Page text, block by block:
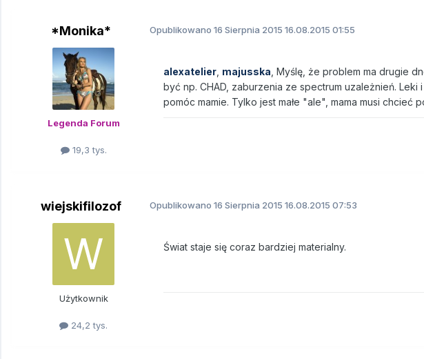
*Monika*
Legenda Forum
19,3 tys.
Opublikowano 16 Sierpnia 2015 16.08.2015 01:55
alexatelier majusska , Myślę, że problem ma drugie
być np. CHAD, zaburzenia ze spectrum uzależnień.
pomóc mamie. Tylko jest małe "ale", mama musi chcieć
wiejskifilozof
Użytkownik
24,2 tys.
Opublikowano 16 Sierpnia 2015 16.08.2015 07:53
Świat staje się coraz bardziej materialny.